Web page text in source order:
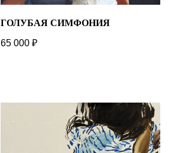
ГОЛУБАЯ СИМФОНИЯ
65 000 ₽